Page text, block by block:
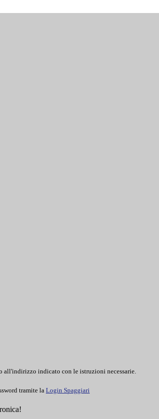
all'indirizzo indicato con le istruzioni necessarie.
tramite la Login Spaggiari